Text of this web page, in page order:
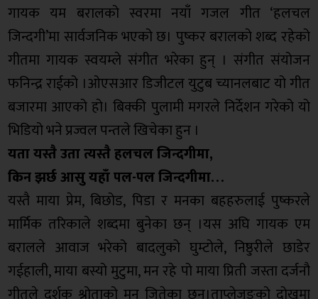
गायक यम बरालको स्वरमा नयाँ गजल गीत ‘हलचल
जिन्दगी’मा सार्वजनिक भएको छ। पुष्कर बरालको शब्द रहेको
गीतमा गायक स्वयम्ले संगीत भरेका हुन् । संगीत संयोजन
फनिन्द्र राईको ।ओएसआर डिजीटल युटुब च्यानलबाट यो गीत
बजारमा आएको हो। बिक्की पुलामी मगरले निर्देशन गरेको यो
भिडियो भने प्रज्वल पन्तले खिचेका हुन ।
यता यस्तै उता त्यस्तै हलचल जिन्दगीमा,
किन झर्छ आसु यहाँ पल-पल जिन्दगीमा…
यस्तै माया प्रेम, बिछोड, पिडा र मनका बहहरुलाई पुष्करले
मार्मिक तरिकाले शब्दमा बुनेका छन् ।यस अघि गायक एम
बरालले आवाज भरेको बादलुको घुम्टोले, निष्ठुरीले छाडेर
गईहाली, माया बस्यो मुटुमा, मन रहे पो माया प्रिती जस्ता दर्जनौ